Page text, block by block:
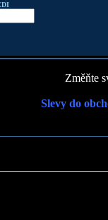
Změňte
Slevy do